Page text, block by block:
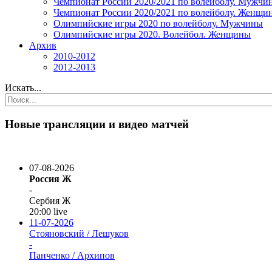
Чемпионат России 2020/2021 по волейболу.
Олимпийские игры 2020 по волейболу. Мужчины
Олимпийские игры 2020. Волейбол. Женщины
Архив
2010-2012
2012-2013
Искать...
Новые трансляции и видео матчей
07-08-2026
Россия Ж
-
Сербия Ж
20:00 live
11-07-2026
Стояновский / Лешуков
-
Панченко / Архипов